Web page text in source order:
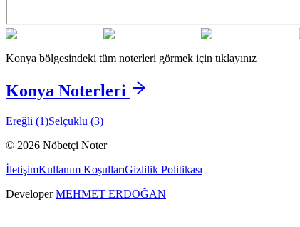
Konya bölgesindeki tüm noterleri görmek için tıklayınız
Konya Noterleri
Ereğli (1)Selçuklu (3)
© 2026 Nöbetçi Noter
İletişimKullanım KoşullarıGizlilik Politikası
DeveloperMEHMET ERDOĞAN